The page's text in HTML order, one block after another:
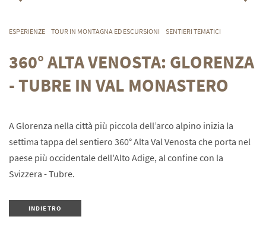
ESPERIENZE TOUR IN MONTAGNA ED ESCURSIONI SENTIERI TEMATICI
360° ALTA VENOSTA: GLORENZA
- TUBRE IN VAL MONASTERO
A Glorenza nella città più piccola dell’arco alpino inizia la
settima tappa del sentiero 360° Alta Val Venosta che porta nel
paese più occidentale dell'Alto Adige, al confine con la
Svizzera - Tubre.
INDIETRO